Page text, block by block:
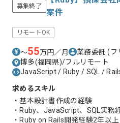
募集終了
案件
リモートOK
〜55万円／月 業務委託(フ
博多(福岡県)/フルリモート
JavaScript / Ruby / SQL /
求めるスキル
・基本設計書作成の経験
・Ruby、JavaScript、SQL実務
・Ruby on Rails開発経験2年以上